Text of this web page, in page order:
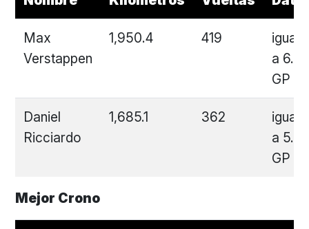
Max
Verstappen
1,950.4 419
igual
a 6.3
GP
Daniel
Ricciardo
1,685.1 362
igual
a 5.4
GP
Mejor Crono